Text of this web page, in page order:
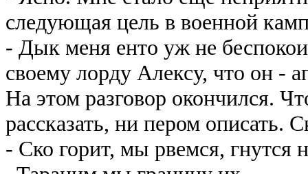
следующая цель в военной
- Дык меня енто уж не
своему лорду Алексу, что он -
На этом разговор окончился.
рассказать, ни пером описать.
- Ско горит, мы рвемся, гнутся